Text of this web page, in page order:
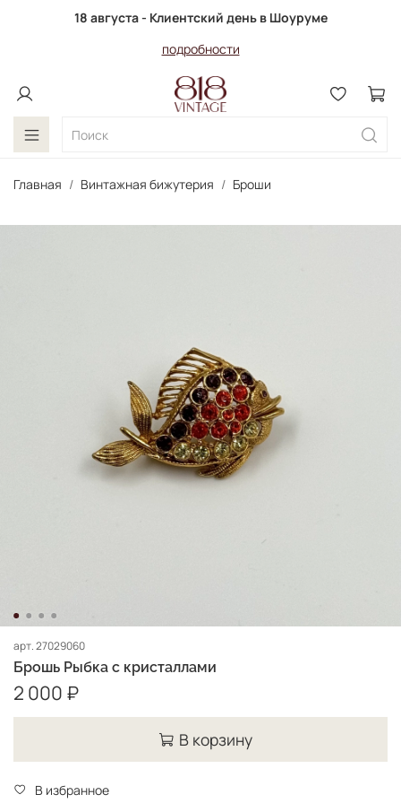
18 августа - Клиентский день в Шоуруме
подробности
Главная Винтажная бижутерия Броши
арт.27029060
Брошь Рыбка с кристаллами
2 000 ₽
В корзину
В избранное